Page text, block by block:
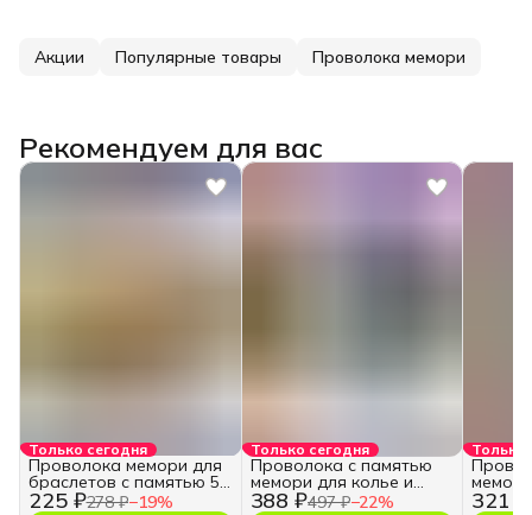
Акции Популярные товары Проволока мемори
Рекомендуем для вас
Только сегодня
225 ₽278 ₽−19%
Проволока мемори для
браслетов с памятью 55
мм
Только сегодня
388 ₽497 ₽−22%
Проволока с памятью
мемори для колье и
чокеров 0,6 мм
Только
321 ₽